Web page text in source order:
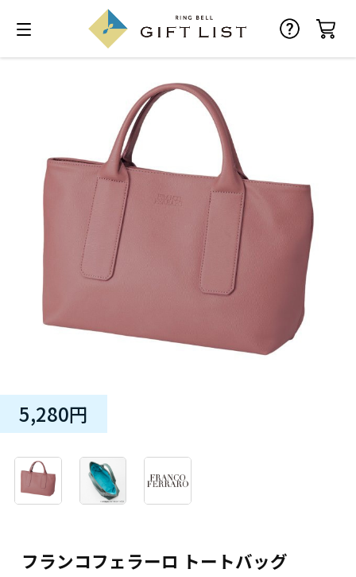
フランコフェラーロ トートバッグ
5,280円